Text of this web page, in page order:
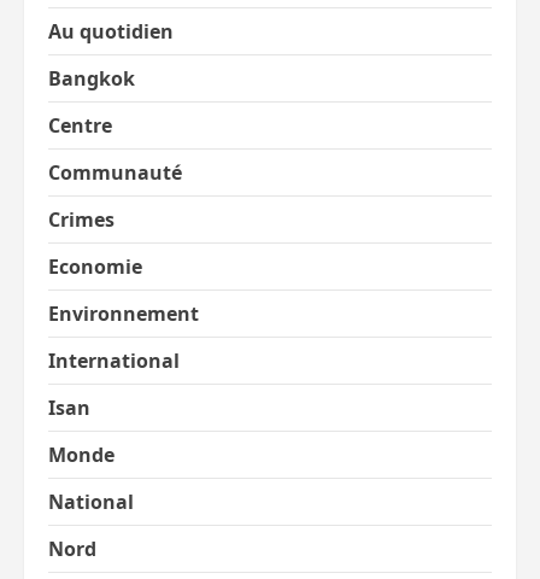
Au quotidien
Bangkok
Centre
Communauté
Crimes
Economie
Environnement
International
Isan
Monde
National
Nord